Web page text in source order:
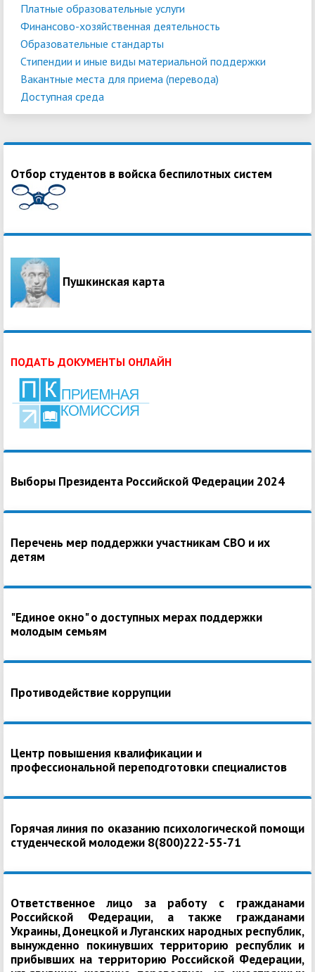
Платные образовательные услуги
Финансово-хозяйственная деятельность
Образовательные стандарты
Стипендии и иные виды материальной поддержки
Вакантные места для приема (перевода)
Доступная среда
Отбор студентов в войска беспилотных систем
Пушкинская карта
ПОДАТЬ ДОКУМЕНТЫ ОНЛАЙН
Выборы Президента Российской Федерации 2024
Перечень мер поддержки участникам СВО и их
детям
"Единое окно" о доступных мерах поддержки
молодым семьям
Противодействие коррупции
Центр повышения квалификации и
профессиональной переподготовки специалистов
Горячая линия по оказанию психологической помощи
студенческой молодежи 8(800)222-55-71
Ответственное лицо за работу с гражданами
Российской Федерации, а также гражданами
Украины, Донецкой и Луганских народных республик,
вынужденно покинувших территорию республик и
прибывших на территорию Российской Федерации,